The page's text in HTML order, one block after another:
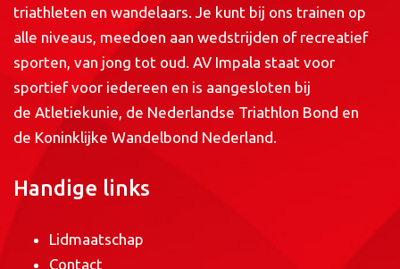
triathleten en wandelaars. Je kunt bij ons trainen op
alle niveaus, meedoen aan wedstrijden of recreatief
sporten, van jong tot oud. AV Impala staat voor
sportief voor iedereen en is aangesloten bij
de Atletiekunie, de Nederlandse Triathlon Bond en
de Koninklijke Wandelbond Nederland.
Handige links
Lidmaatschap
Contact